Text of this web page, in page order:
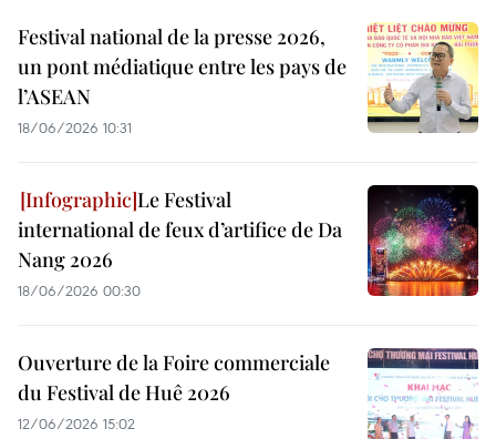
Festival national de la presse 2026,
un pont médiatique entre les pays de
l’ASEAN
18/06/2026 10:31
Le Festival
international de feux d’artifice de Da
Nang 2026
18/06/2026 00:30
Ouverture de la Foire commerciale
du Festival de Huê 2026
12/06/2026 15:02